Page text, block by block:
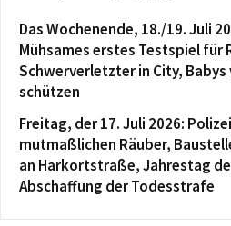
Das Wochenende, 18./19. Juli
Mühsames erstes Testspiel für
Schwerverletzter in City, Babys
schützen
Freitag, der 17. Juli 2026:
mutmaßlichen Räuber,
an Harkortstraße, Jahrestag
Abschaffung der Todesstrafe